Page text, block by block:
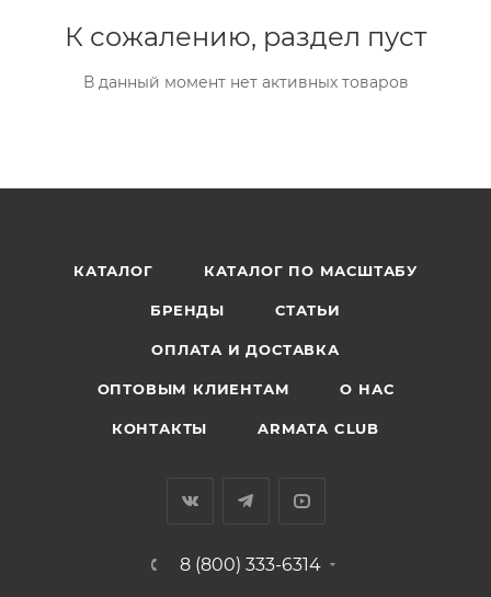
К сожалению, раздел пуст
В данный момент нет активных товаров
КАТАЛОГ КАТАЛОГ ПО МАСШТАБУ
БРЕНДЫ СТАТЬИ
ОПЛАТА И ДОСТАВКА
ОПТОВЫМ КЛИЕНТАМ О НАС
КОНТАКТЫ ARMATA CLUB
8 (800) 333-6314